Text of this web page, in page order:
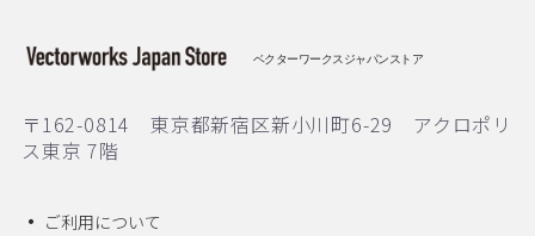
ベクターワークスジャパンストア
〒162-0814 東京都新宿区新小川町6-29 アクロポリ
ス東京 7階
ご利用について